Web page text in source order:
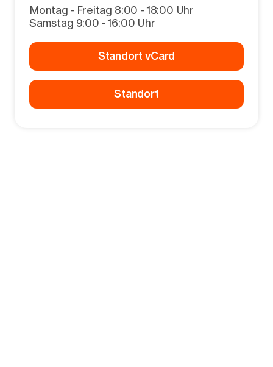
Montag - Freitag 8:00 - 18:00 Uhr
Samstag 9:00 - 16:00 Uhr
Standort vCard
Standort